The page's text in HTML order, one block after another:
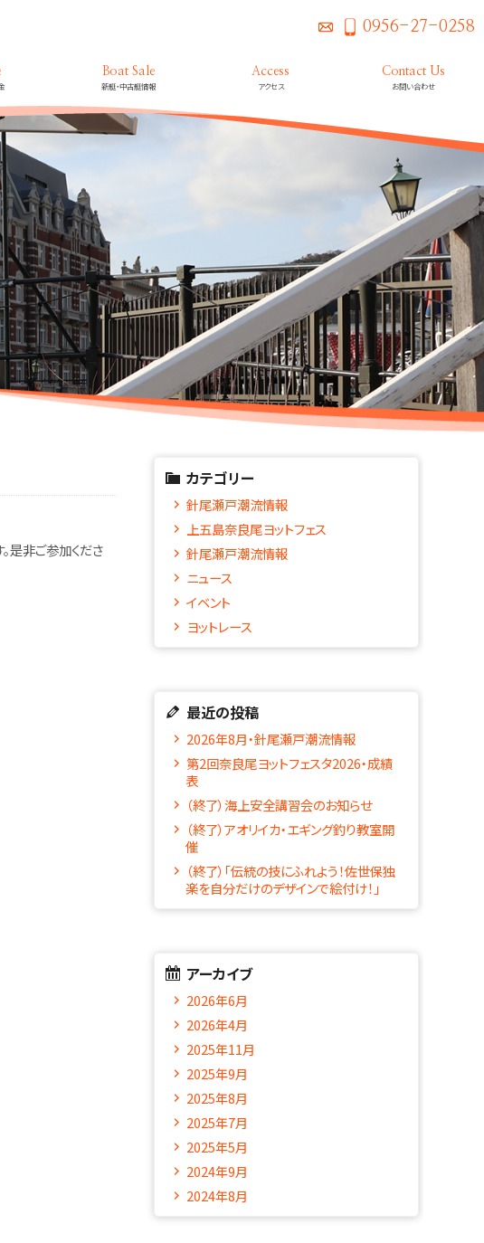
0956-27-0258
Boat Sale
新艇・中古艇情報
Access
アクセス
Contact Us
お問い合わせ
是非ご参加くださ
カテゴリー
針尾瀬戸潮流情報
上五島奈良尾ヨットフェス
針尾瀬戸潮流情報
ニュース
イベント
ヨットレース
最近の投稿
2026年8月・針尾瀬戸潮流情報
第2回奈良尾ヨットフェスタ2026・成績
表
（終了）海上安全講習会のお知らせ
（終了）アオリイカ・エギング釣り教室開
催
（終了）「伝統の技にふれよう！佐世保独
楽を自分だけのデザインで絵付け！」
アーカイブ
2026年6月
2026年4月
2025年11月
2025年9月
2025年8月
2025年7月
2025年5月
2024年9月
2024年8月